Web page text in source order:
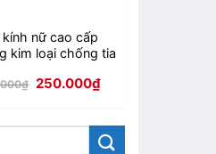
kính nữ cao cấp
kim loại chống tia
₫ Giá
gốc
250.000₫Giá
250.000₫.